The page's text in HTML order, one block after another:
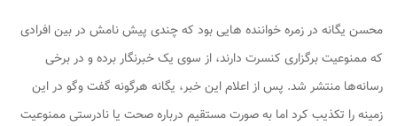
محسن یگانه در زمره خواننده هایی بود که چندی پیش نامش در بین افرادی
که ممنوعیت برگزاری کنسرت دارند، از سوی یک خبرنگار برده و در برخی
رسانه‌ها منتشر شد. پس از اعلام این خبر، یگانه هرگونه گفت وگو در این
زمینه را تکذیب کرد اما به صورت مستقیم درباره صحت یا نادرستی ممنوعیت